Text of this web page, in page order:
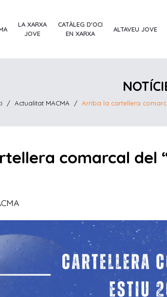
LA XARXA
JOVE
CATÀLEG D'OCI
EN XARXA
ALTAVEU JOVE
/ Actualitat MACMA / Arriba la cartellera
comarcal del